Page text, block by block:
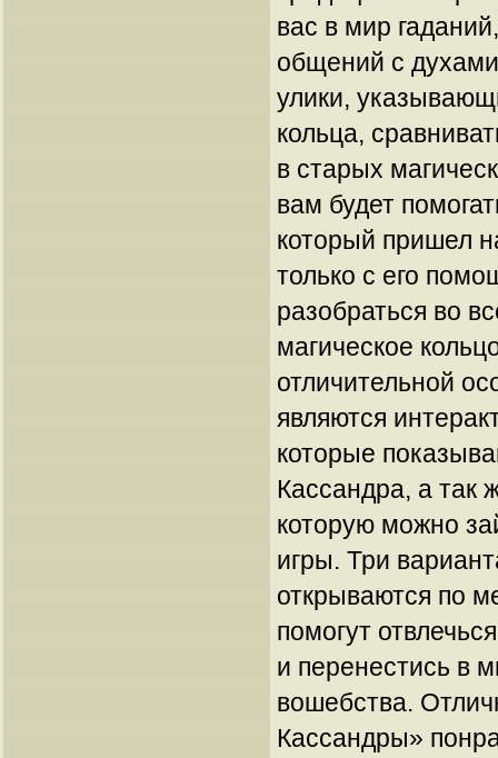
вас в мир
общений с
улики,
кольца,
в старых
вам будет
который пришел
только с его
разобраться во
магическое
отличительной
являются
которые
Кассандра, а так
которую можно
игры. Три
открываются по
помогут
и перенестись в
вошебства.
Кассандры»